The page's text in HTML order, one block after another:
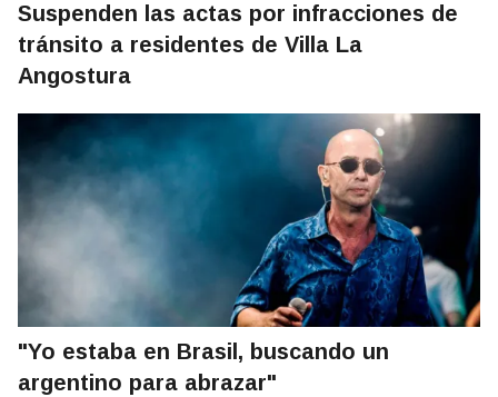
Suspenden las actas por infracciones de
tránsito a residentes de Villa La
Angostura
"Yo estaba en Brasil, buscando un
argentino para abrazar"